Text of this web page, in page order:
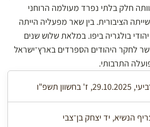
חלק בלתי נפרד מעולמה הרוחני
הציבורית. בין שאר מפעליה הייתה
בולגריה ביפו. במלאת שלוש שנים
לחקר היהודים הספרדים בארץ־ישראל
התרבותי.
ז' בחשוון תשפ"ו
הנשיא, יד יצחק בן־צבי